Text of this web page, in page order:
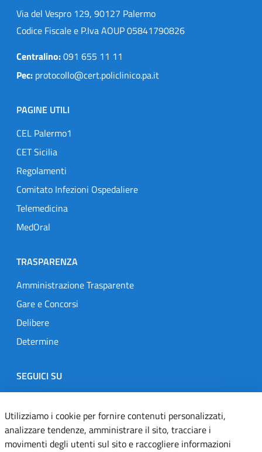
Via del Vespro 129, 90127 Palermo
Codice Fiscale e P.Iva AOUP 05841790826
Centralino:091 655 11 11
Pec: protocollo@cert.policlinico.pa.it
PAGINE UTILI
CEL Palermo1
CET Sicilia
Regolamenti
Comitato Infezioni Ospedaliere
Telemedicina
MedOral
TRASPARENZA
Amministrazione Trasparente
Gare e Concorsi
Delibere
Determine
SEGUICI SU
Designers Italia
TwitterInstagramYoutubeLinkedin
Utilizziamo i cookie per fornire contenuti personalizzati,
analizzare tendenze, amministrare il sito, tracciare i
movimenti degli utenti sul sito e raccogliere informazioni